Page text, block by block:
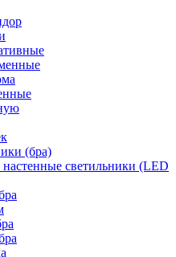
(бра)
светильники (LED